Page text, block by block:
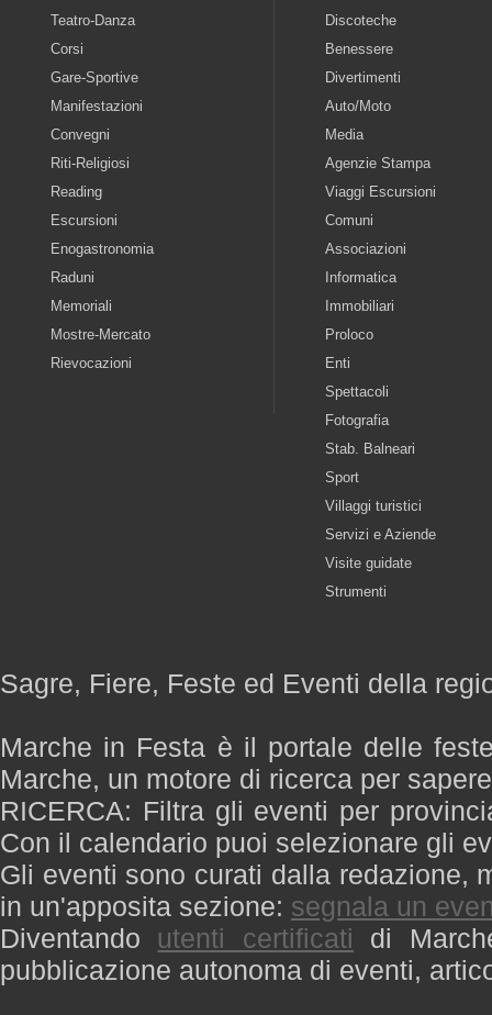
Teatro-Danza
Corsi
Gare-Sportive
Manifestazioni
Convegni
Riti-Religiosi
Reading
Escursioni
Enogastronomia
Raduni
Memoriali
Mostre-Mercato
Rievocazioni
Discoteche
Benessere
Divertimenti
Auto/Moto
Media
Agenzie Stampa
Viaggi Escursioni
Comuni
Associazioni
Informatica
Immobiliari
Proloco
Enti
Spettacoli
Fotografia
Stab. Balneari
Sport
Villaggi turistici
Servizi e Aziende
Visite guidate
Strumenti
Sagre, Fiere, Feste ed Eventi della
Marche in Festa è il portale delle
Marche, un motore di ricerca per
RICERCA: Filtra gli eventi per
Con il calendario puoi selezionare gli
Gli eventi sono curati dalla redazione,
in un'apposita sezione: segnala un
Diventando utenti certificati di
pubblicazione autonoma di eventi,